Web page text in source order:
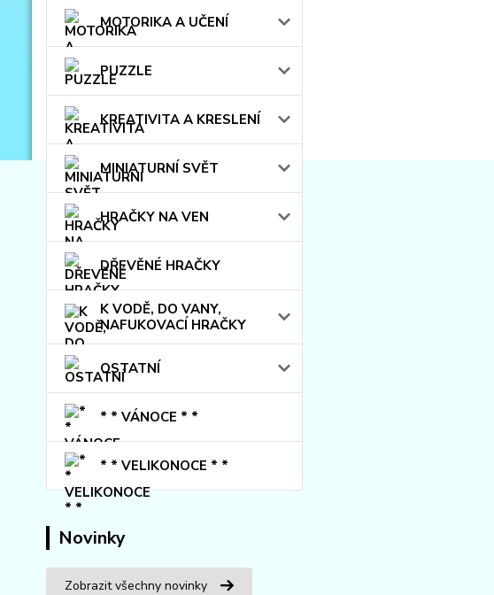
MOTORIKA A UČENÍ
PUZZLE
KREATIVITA A KRESLENÍ
MINIATURNÍ SVĚT
HRAČKY NA VEN
DŘEVĚNÉ HRAČKY
K VODĚ, DO VANY,
NAFUKOVACÍ HRAČKY
OSTATNÍ
* * VÁNOCE * *
* * VELIKONOCE * *
Novinky
Zobrazit všechny novinky